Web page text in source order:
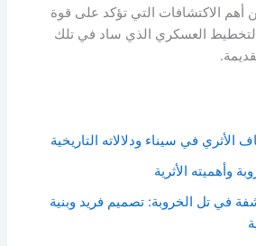
أهم الاكتشافات التي تؤكد على قوة
التخطيط العسكري الذي ساد في تلك
الأثري في سيناء ودلالاته التاريخية
وأهميته الأثرية
في تل الخروبة: تصميم فريد وبنية